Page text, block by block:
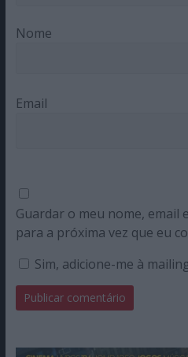
Nome
Email
Guardar o meu nome, email
para a próxima vez que eu
Sim, adicione-me à